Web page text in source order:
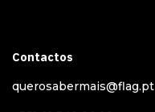
Contactos
querosabermais@flag.pt